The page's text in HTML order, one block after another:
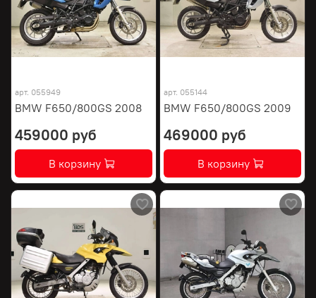
арт. 055949
BMW F650/800GS 2008
459000 руб
В корзину
арт. 055144
BMW F650/800GS 2009
469000 руб
В корзину